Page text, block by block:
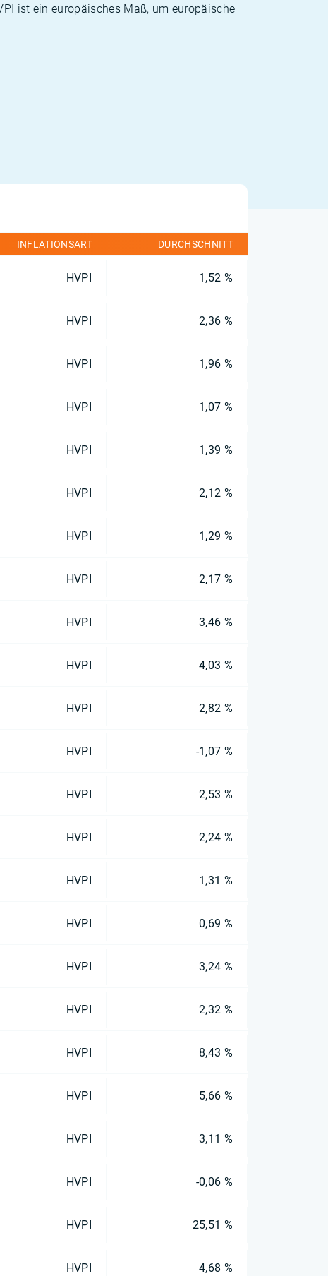
ist ein europäisches Maß, um europäische
INFLATIONSART DURCHSCHNITT
HVPI 1,52 %
HVPI 2,36 %
HVPI 1,96 %
HVPI 1,07 %
HVPI 1,39 %
HVPI 2,12 %
HVPI 1,29 %
HVPI 2,17 %
HVPI 3,46 %
HVPI 4,03 %
HVPI 2,82 %
HVPI -1,07 %
HVPI 2,53 %
HVPI 2,24 %
HVPI 1,31 %
HVPI 0,69 %
HVPI 3,24 %
HVPI 2,32 %
HVPI 8,43 %
HVPI 5,66 %
HVPI 3,11 %
HVPI -0,06 %
HVPI 25,51 %
HVPI 4,68 %